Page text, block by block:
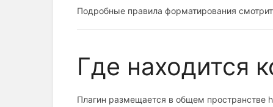
Подробные правила форматирования
Где находится
Плагин размещается в общем пространстве